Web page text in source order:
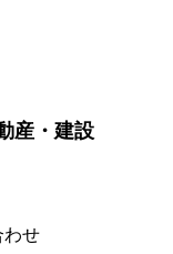
産・建設
わせ